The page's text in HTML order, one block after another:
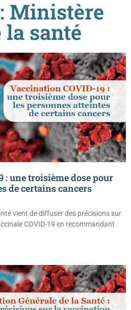
Ministère
la santé
: une troisième dose pour
de certains cancers
vient de diffuser des précisions sur
COVID-19 en recommandant